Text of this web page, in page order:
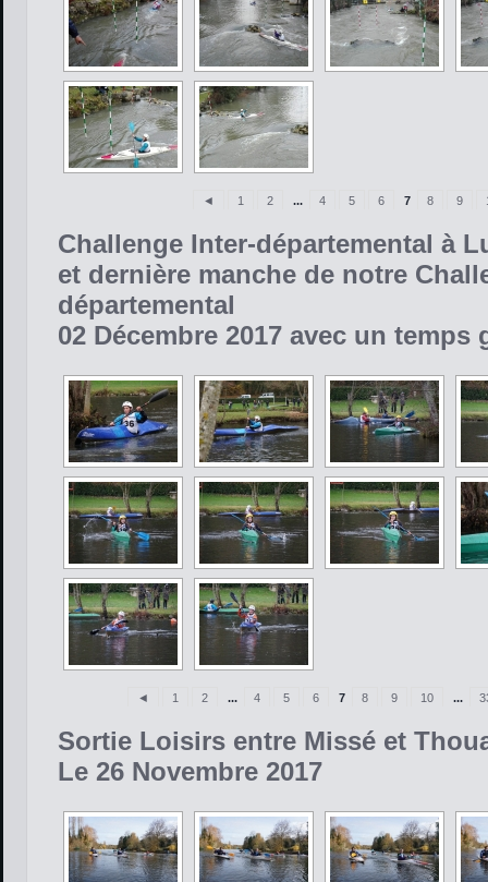
◄ 1 2 ... 4 5 6 7 8 9
Challenge Inter-départemental à
et dernière manche de notre
départemental
02 Décembre 2017 avec un temps
◄ 1 2 ... 4 5 6 7 8 9 10 ...
Sortie Loisirs entre Missé et
Le 26 Novembre 2017